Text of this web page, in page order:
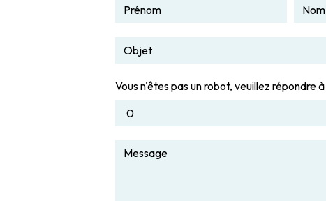
Vous n'êtes pas un robot, veuillez répondre